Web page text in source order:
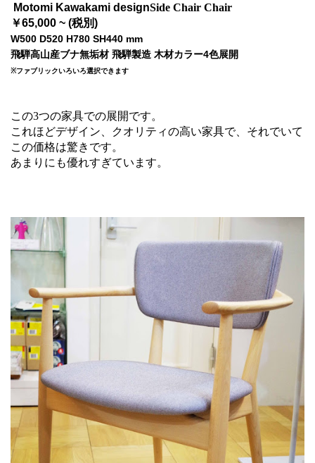
Motomi Kawakami designSide Chair Chair
￥65,000 ~ (税別)
W500 D520 H780 SH440 mm
飛騨高山産ブナ無垢材 飛騨製造 木材カラー4色展開
※ファブリックいろいろ選択できます
この3つの家具での展開です。
これほどデザイン、クオリティの高い家具で、それでいて
この価格は驚きです。
あまりにも優れすぎています。